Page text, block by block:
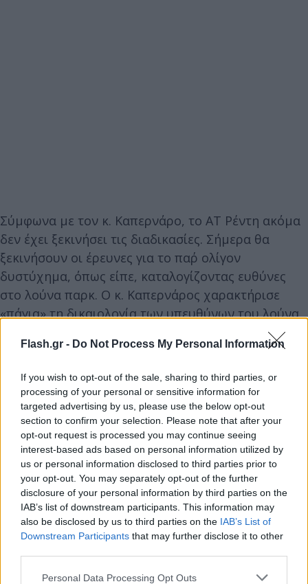
Flash.gr - Do Not Process My Personal Information
If you wish to opt-out of the sale, sharing to third parties, or
processing of your personal or sensitive information for
targeted advertising by us, please use the below opt-out
section to confirm your selection. Please note that after your
opt-out request is processed you may continue seeing
interest-based ads based on personal information utilized by
us or personal information disclosed to third parties prior to
your opt-out. You may separately opt-out of the further
disclosure of your personal information by third parties on the
IAB’s list of downstream participants. This information may
also be disclosed by us to third parties on the IAB’s List of
Downstream Participants that may further disclose it to other
Please note that this website/app uses one or more Google
Personal Data Processing Opt Outs
Σύμφωνα με τον κ. Καπερνάρο, το ΑΤ Ρέντη ακόμα
δεν έχει ξεκινήσει τις διαδικασίες. Σήμερα θα
ξεκινήσουν οι έρευνες για το παρ΄ ολίγον
δυστύχημα, όπως είπε, καταλογίζοντας ευθύνες
στο λούνα παρκ. Ο κ. Καπερνάρος χαρακτήρισε
«πάγια» τη δικαιολογία των υπευθύνων του λούνα
Τόνισε ακόμα ότι θα διοριστούν
πραγματογνώμονες, ενώ όπως ανέφερε από την
πλευρά τους έχουν έτοιμο τεχνικό σύμβουλο ώστε
να διερευνηθούν οι συνθήκες κάτω από τις οποίες
έγινε το ατύχημα.